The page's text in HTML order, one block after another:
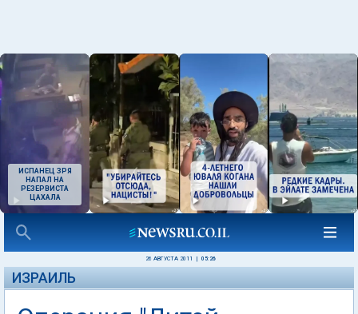
ИСПАНЕЦ ЗРЯ
НАПАЛ НА
РЕЗЕРВИСТА
ЦАХАЛА
26 АВГУСТА 2011 05:26
ИЗРАИЛЬ